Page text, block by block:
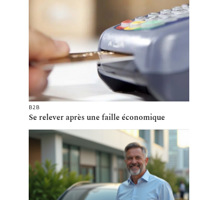
B2B
Se relever après une faille économique